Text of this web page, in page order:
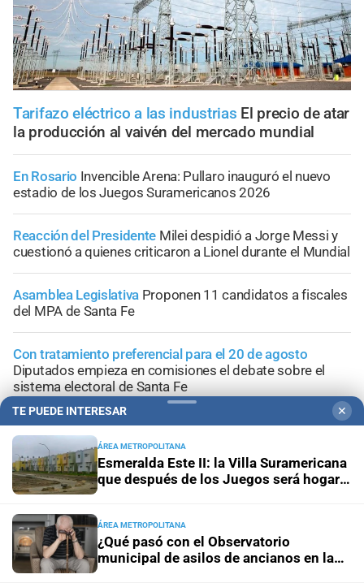
Tarifazo eléctrico a las industrias El precio de atar
la producción al vaivén del mercado mundial
En Rosario Invencible Arena: Pullaro inauguró el nuevo
estadio de los Juegos Suramericanos 2026
Reacción del Presidente Milei despidió a Jorge Messi y
cuestionó a quienes criticaron a Lionel durante el Mundial
Asamblea Legislativa Proponen 11 candidatos a fiscales
del MPA de Santa Fe
Con tratamiento preferencial para el 20 de agosto
Diputados empieza en comisiones el debate sobre el
sistema electoral de Santa Fe
+Área Metropolitana
TE PUEDE INTERESAR ✕
ÁREA METROPOLITANA
Esmeralda Este II: la Villa Suramericana
que después de los Juegos será hogar
ÁREA METROPOLITANA
¿Qué pasó con el Observatorio
municipal de asilos de ancianos en la